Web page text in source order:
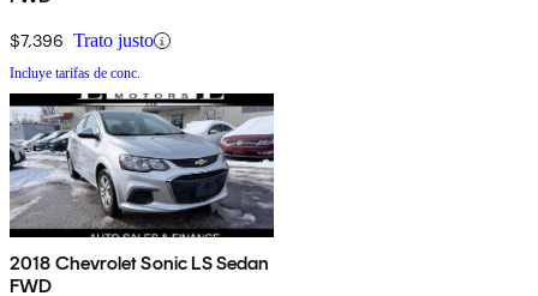
$7,396 Trato justo
Incluye tarifas de conc.
2018 Chevrolet Sonic LS Sedan
FWD